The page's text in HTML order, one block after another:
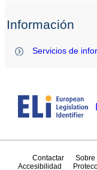
Información
Servicios de
Contactar Sobre
Accesibilidad